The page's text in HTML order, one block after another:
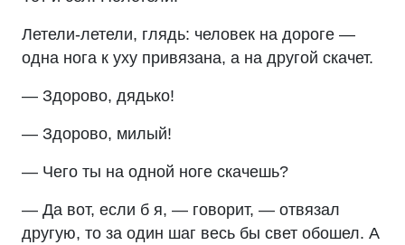
Летели-летели, глядь: человек на дороге —
одна нога к уху привязана, а на другой скачет.
— Здорово, дядько!
— Здорово, милый!
— Чего ты на одной ноге скачешь?
— Да вот, если б я, — говорит, — отвязал
другую, то за один шаг весь бы свет обошел. А